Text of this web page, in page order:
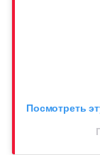
Посмотреть